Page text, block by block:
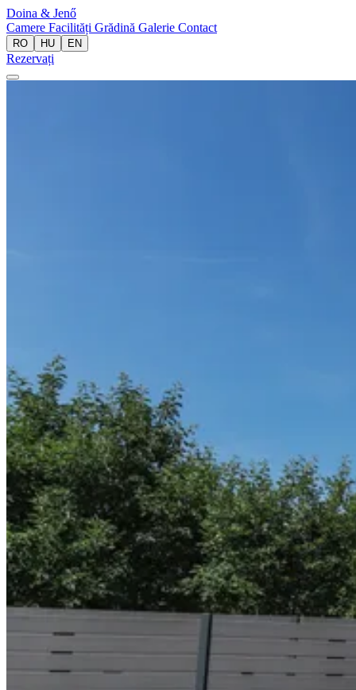
Doina & Jenő
Camere Facilități Grădină Galerie Contact
RO HU EN
Rezervați